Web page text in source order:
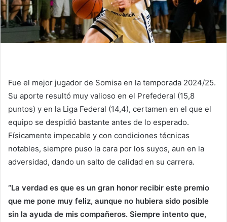
Fue el mejor jugador de Somisa en la temporada 2024/25.
Su aporte resultó muy valioso en el Prefederal (15,8
puntos) y en la Liga Federal (14,4), certamen en el que el
equipo se despidió bastante antes de lo esperado.
Físicamente impecable y con condiciones técnicas
notables, siempre puso la cara por los suyos, aun en la
adversidad, dando un salto de calidad en su carrera.
“La verdad es que es un gran honor recibir este premio
que me pone muy feliz, aunque no hubiera sido posible
sin la ayuda de mis compañeros. Siempre intento que,